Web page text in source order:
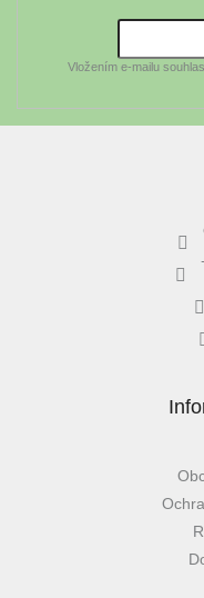
Vložením e-mailu